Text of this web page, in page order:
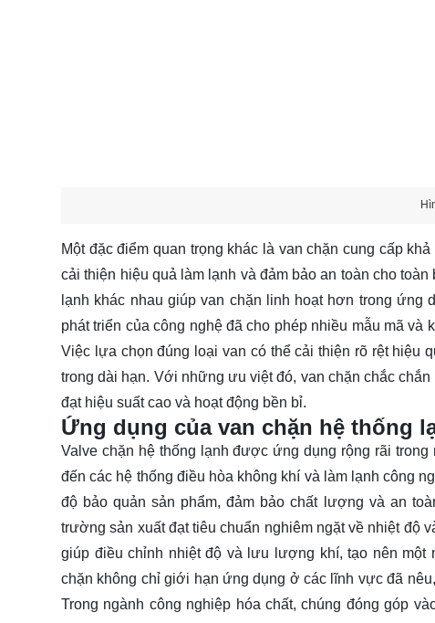
Một đặc điểm quan trọng khác là van chặn cung cấp
cải thiện hiệu quả làm lạnh và đảm bảo an toàn cho
lạnh khác nhau giúp van chặn linh hoạt hơn trong
phát triển của công nghệ đã cho phép nhiều mẫu mã
Việc lựa chọn đúng loại van có thể cải thiện rõ rệt hiệu
trong dài hạn. Với những ưu việt đó, van chặn chắc
đạt hiệu suất cao và hoạt động bền bỉ.
Ứng dụng của van chặn hệ thống
Valve chặn hệ thống lạnh được ứng dụng rộng rãi
đến các hệ thống điều hòa không khí và làm lạnh công
độ bảo quản sản phẩm, đảm bảo chất lượng và an
trường sản xuất đạt tiêu chuẩn nghiêm ngặt về nhiệt độ
giúp điều chỉnh nhiệt độ và lưu lượng khí, tạo nên
chặn không chỉ giới hạn ứng dụng ở các lĩnh vực đã
Trong ngành công nghiệp hóa chất, chúng đóng góp